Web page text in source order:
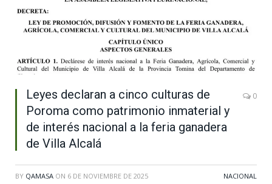
Leyes declaran a cinco culturas de
Poroma como patrimonio inmaterial y
de interés nacional a la feria ganadera
de Villa Alcalá
0
BY QAMASA ON 6 DE NOVIEMBRE DE 2025 NACIONAL